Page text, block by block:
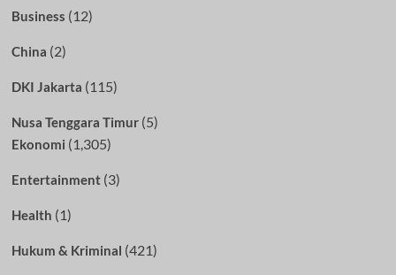
Business (12)
China (2)
DKI Jakarta (115)
Nusa Tenggara Timur(5)
Ekonomi (1,305)
Entertainment(3)
Health (1)
Hukum & Kriminal (421)